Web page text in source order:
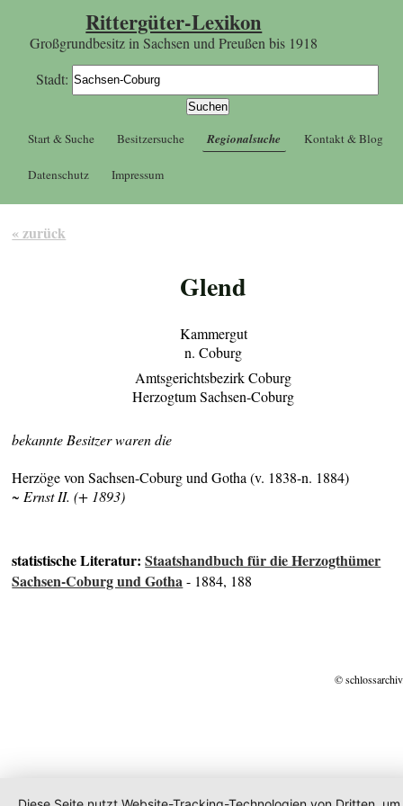
Rittergüter-Lexikon
Großgrundbesitz in Sachsen und Preußen bis 1918
Stadt:
Start & Suche Besitzersuche Regionalsuche Kontakt & Blog
Datenschutz Impressum
« zurück
Glend
Kammergut
n. Coburg
Amtsgerichtsbezirk Coburg
Herzogtum Sachsen-Coburg
bekannte Besitzer waren die
Herzöge von Sachsen-Coburg und Gotha (v. 1838-n. 1884)
~ Ernst II. (+ 1893)
statistische Literatur:Staatshandbuch für die Herzogthümer
Sachsen-Coburg und Gotha- 1884, 188
©